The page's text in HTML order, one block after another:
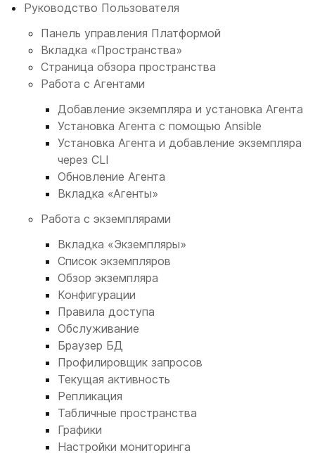
Руководство Пользователя
Панель управления Платформой
Вкладка «Пространства»
Страница обзора пространства
Работа с Агентами
Добавление экземпляра и установка Агента
Установка Агента с помощью Ansible
Установка Агента и добавление экземпляра
через CLI
Обновление Агента
Вкладка «Агенты»
Работа с экземплярами
Вкладка «Экземпляры»
Список экземпляров
Обзор экземпляра
Конфигурации
Правила доступа
Обслуживание
Браузер БД
Профилировщик запросов
Текущая активность
Репликация
Табличные пространства
Графики
Настройки мониторинга